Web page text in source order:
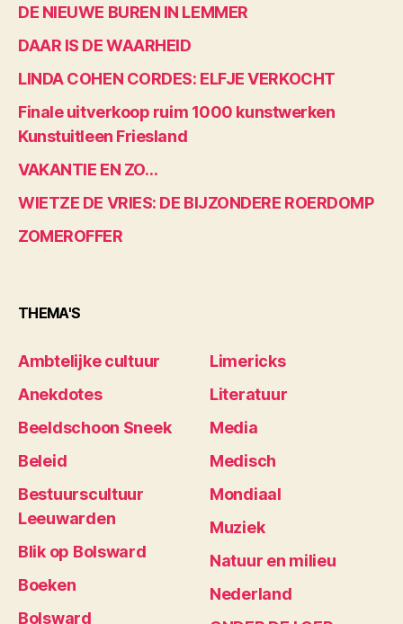
DE NIEUWE BUREN IN LEMMER
DAAR IS DE WAARHEID
LINDA COHEN CORDES: ELFJE VERKOCHT
Finale uitverkoop ruim 1000 kunstwerken
Kunstuitleen Friesland
VAKANTIE EN ZO…
WIETZE DE VRIES: DE BIJZONDERE ROERDOMP
ZOMEROFFER
THEMA'S
Ambtelijke cultuur
Anekdotes
Beeldschoon Sneek
Beleid
Bestuurscultuur
Leeuwarden
Blik op Bolsward
Boeken
Bolsward
Limericks
Literatuur
Media
Medisch
Mondiaal
Muziek
Natuur en milieu
Nederland